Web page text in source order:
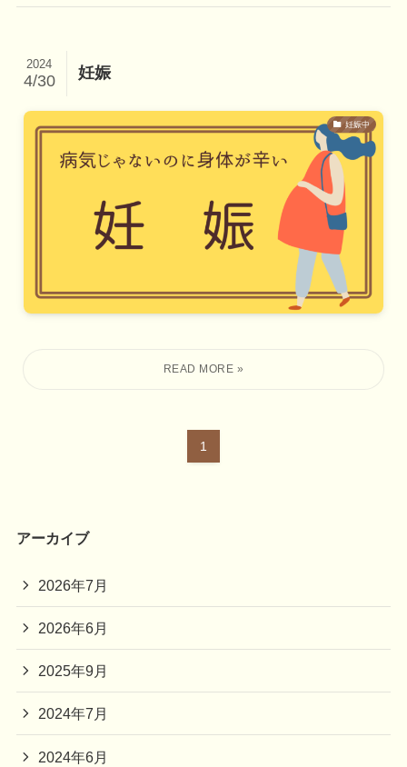
妊娠
2024
4/30
妊娠中
1
アーカイブ
2026年7月
2026年6月
2025年9月
2024年7月
2024年6月